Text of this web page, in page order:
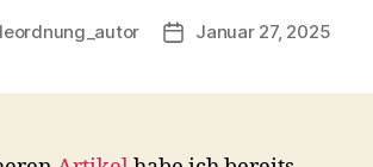
Januar 27, 2025